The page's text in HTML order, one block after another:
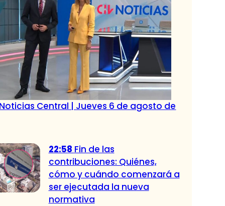
Central | Jueves 6 de agosto de
22:58 Fin de las
contribuciones: Quiénes,
cómo y cuándo comenzará a
ser ejecutada la nueva
normativa